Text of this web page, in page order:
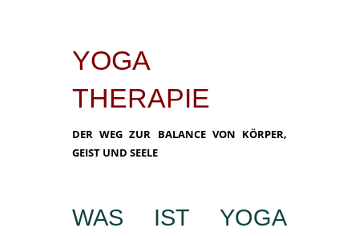
YOGA
THERAPIE
DER WEG ZUR BALANCE VON KÖRPER,
GEIST UND SEELE
WAS IST YOGA